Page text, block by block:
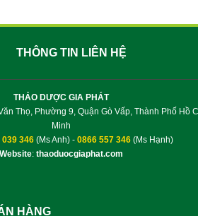
THÔNG TIN LIÊN HỆ
THẢO DƯỢC GIA PHÁT
Thọ, Phường 9, Quận Gò Vấp, Thành Phố Hồ
Minh
039 346 (Ms Anh) - 0866 557 346(Ms Hạnh)
Website: thaoduocgiaphat.com
HÀNG